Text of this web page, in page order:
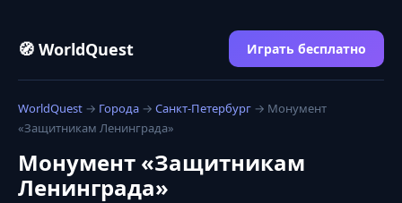
🧭 WorldQuest Играть бесплатно
WorldQuest → Города → Санкт-Петербург → Монумент
«Защитникам Ленинграда»
Монумент «Защитникам
Ленинграда»